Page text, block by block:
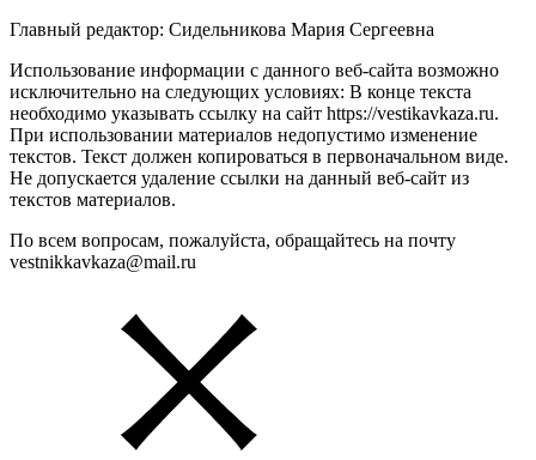
Главный редактор: Сидельникова Мария Сергеевна
Использование информации с данного веб-сайта возможно
исключительно на следующих условиях: В конце текста
необходимо указывать ссылку на сайт https://vestikavkaza.ru.
При использовании материалов недопустимо изменение
текстов. Текст должен копироваться в первоначальном виде.
Не допускается удаление ссылки на данный веб-сайт из
текстов материалов.
По всем вопросам, пожалуйста, обращайтесь на почту
vestnikkavkaza@mail.ru